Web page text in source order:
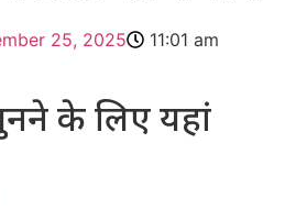
25, 2025
11:01 am
के लिए यहां